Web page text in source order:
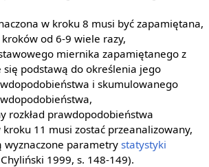
w kroku 8 musi być zapamiętana,
od 6-9 wiele razy,
miernika zapamiętanego z
się podstawą do określenia jego
i skumulowanego
rozkład prawdopodobieństwa
11 musi zostać przeanalizowany,
wyznaczone parametrystatystyki
1999, s. 148-149).